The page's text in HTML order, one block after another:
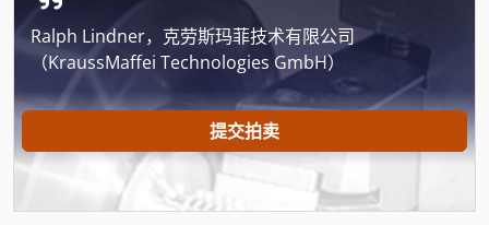
Linde
Mega Kfz Systeme
Monforts Knc 5
Newton 20
Pilous Arg 230
Ralph Lindner，克劳斯玛菲技术有限公司
（KraussMaffei Technologies GmbH）
提交拍卖